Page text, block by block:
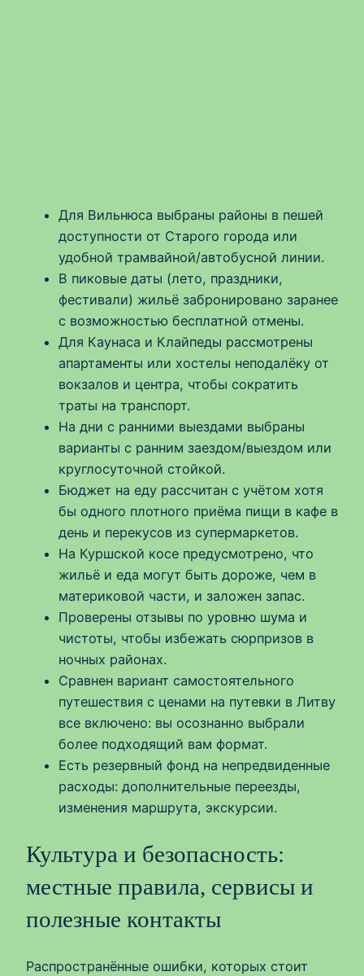
Для Вильнюса выбраны районы в пешей
доступности от Старого города или
удобной трамвайной/автобусной линии.
В пиковые даты (лето, праздники,
фестивали) жильё забронировано заранее
с возможностью бесплатной отмены.
Для Каунаса и Клайпеды рассмотрены
апартаменты или хостелы неподалёку от
вокзалов и центра, чтобы сократить
траты на транспорт.
На дни с ранними выездами выбраны
варианты с ранним заездом/выездом или
круглосуточной стойкой.
Бюджет на еду рассчитан с учётом хотя
бы одного плотного приёма пищи в кафе в
день и перекусов из супермаркетов.
На Куршской косе предусмотрено, что
жильё и еда могут быть дороже, чем в
материковой части, и заложен запас.
Проверены отзывы по уровню шума и
чистоты, чтобы избежать сюрпризов в
ночных районах.
Сравнен вариант самостоятельного
путешествия с ценами на путевки в Литву
все включено: вы осознанно выбрали
более подходящий вам формат.
Есть резервный фонд на непредвиденные
расходы: дополнительные переезды,
изменения маршрута, экскурсии.
Культура и безопасность:
местные правила, сервисы и
полезные контакты
Распространённые ошибки, которых стоит